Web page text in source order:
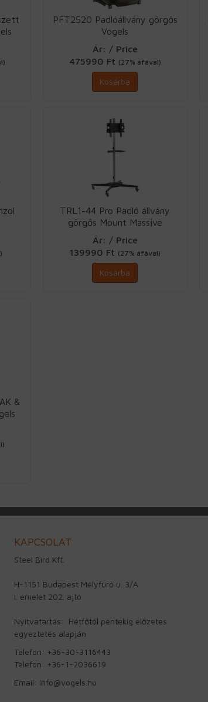
PFT2520 Padlóállvány görgős
Vogels
Ár: / Price
475990 Ft (27% áfával)
Kosárba
TRL1-44 Pro Padló állvány
görgős Mount Massive
Ár: / Price
139990 Ft (27% áfával)
Kosárba
&
KAPCSOLAT
Steel Bird Kft.
H-1151 Budapest Mélyfúró u. 3/A
I. emelet 202. ajtó
Nyitvatartás: Hétfőtől péntekig előzetes
egyeztetés alapján
Telefon: +36-30-3116443
Telefon: +36-1-2036619
Email: info@vogels.hu